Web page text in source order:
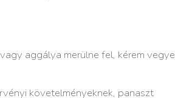
aggálya merülne fel, kérem vegye
követelményeknek, panaszt